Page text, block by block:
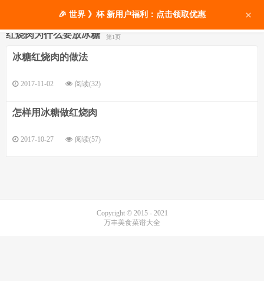
红烧肉为什么要放冰糖 第1页
冰糖红烧肉的做法
2017-11-02 阅读(32)
怎样用冰糖做红烧肉
2017-10-27 阅读(57)
Copyright © 2015 - 2021
万丰美食菜谱大全
🎉 世界 》杯 新用户福利：点击领取优惠 ×